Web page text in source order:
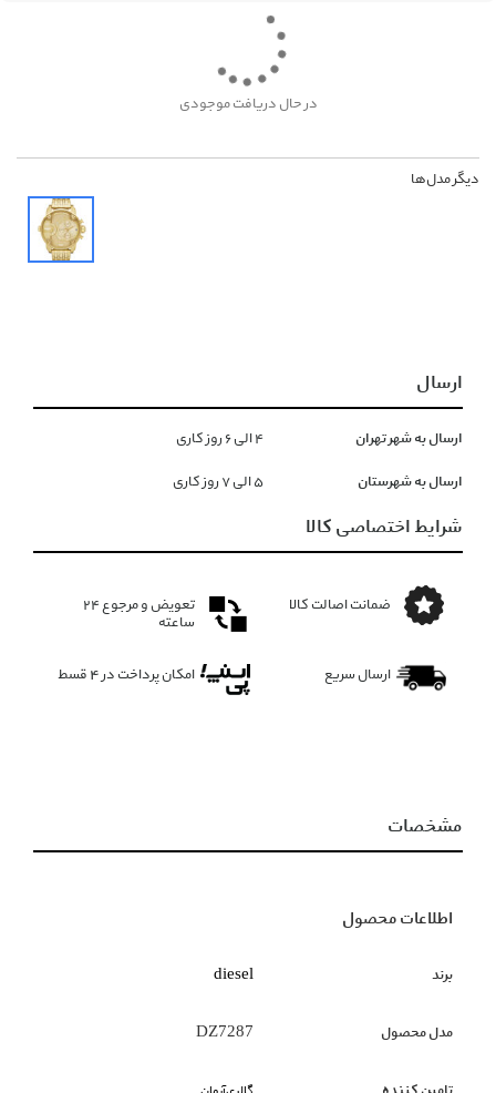
در حال دریافت موجودی
دیگر مدل‌ها
ارسال
ارسال به شهر تهران ۴ الی ۶ روز کاری
ارسال به شهرستان ۵ الی ۷ روز کاری
شرایط اختصاصی کالا
ضمانت اصالت کالا
تعویض و مرجوع ۲۴
ساعته
ارسال سریع امکان پرداخت در 4 قسط
مشخصات
اطلاعات محصول
برند diesel
مدل محصول DZ7287